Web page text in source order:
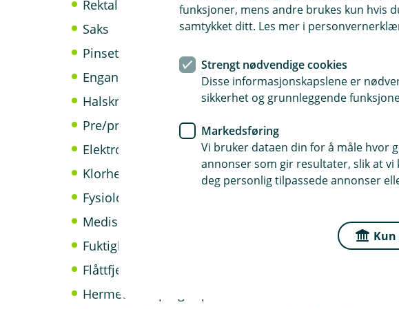
Rektal termometer
Saks
Pinsett
Engangssprøyter
Halskrage
Pre/probiotika
Elektrolyttløsning (fremmer væskeopptak)
Klorheksidinholdig produkt (eksempelvis hibiscrub,
Fysiologisk saltvann (9mg/ml)
Medisinsk honningsalve
Fuktighetsgivende øyegel
Flåttfjerner
Hermetisk asparges på boks
funksjoner, mens andre brukes kun hvis
samtykket ditt. Les mer i
Strengt nødvendige cookies
Disse informasjonskapslene er
sikkerhet og grunnleggende
Markedsføring
Vi bruker dataen din for å måle hvor
annonser som gir resultater, slik at
deg personlig tilpassede annonser
Kun